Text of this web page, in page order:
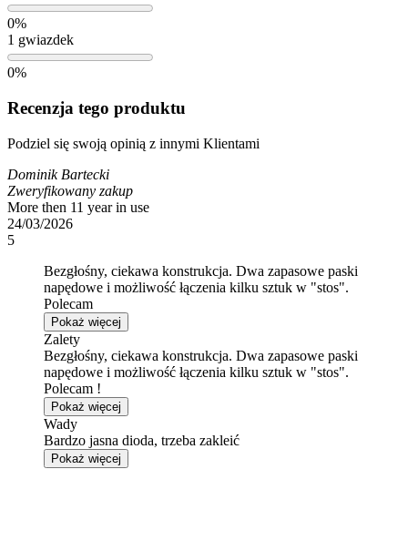
0%
1 gwiazdek
0%
Recenzja tego produktu
Podziel się swoją opinią z innymi Klientami
Dominik Bartecki
Zweryfikowany zakup
More then 11 year in use
24/03/2026
5
Bezgłośny, ciekawa konstrukcja. Dwa zapasowe paski
napędowe i możliwość łączenia kilku sztuk w "stos".
Polecam
Pokaż więcej
Zalety
Bezgłośny, ciekawa konstrukcja. Dwa zapasowe paski
napędowe i możliwość łączenia kilku sztuk w "stos".
Polecam !
Pokaż więcej
Wady
Bardzo jasna dioda, trzeba zakleić
Pokaż więcej